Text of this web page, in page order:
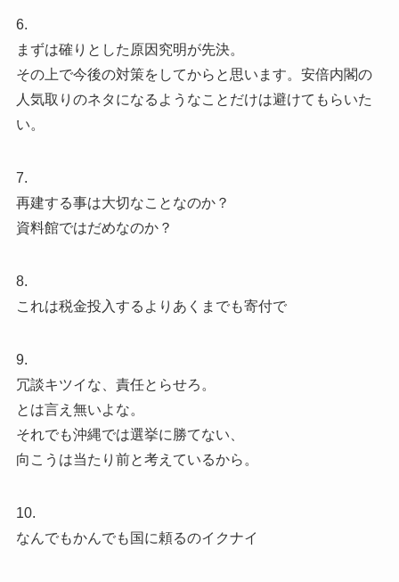
6.
まずは確りとした原因究明が先決。
その上で今後の対策をしてからと思います。安倍内閣の
人気取りのネタになるようなことだけは避けてもらいた
い。
7.
再建する事は大切なことなのか？
資料館ではだめなのか？
8.
これは税金投入するよりあくまでも寄付で
9.
冗談キツイな、責任とらせろ。
とは言え無いよな。
それでも沖縄では選挙に勝てない、
向こうは当たり前と考えているから。
10.
なんでもかんでも国に頼るのイクナイ